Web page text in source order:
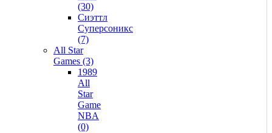
(30)
Сиэттл
Суперсоникс
(7)
All Star
Games (3)
1989
All
Star
Game
NBA
(0)